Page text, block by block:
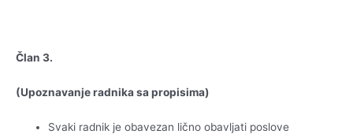
Član 3.
(Upoznavanje radnika sa propisima)
Svaki radnik je obavezan lično obavljati poslove